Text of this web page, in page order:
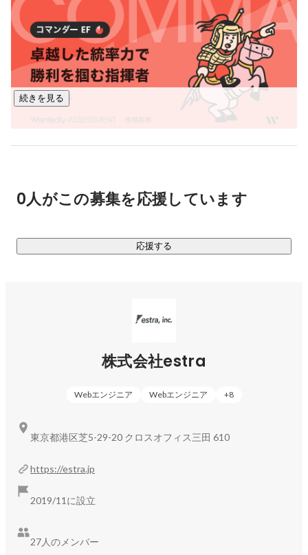
￣￣￣￣￣￣
・プログラミングスクール事業：COACHTECH
1,000時間の学習カリキュラムを提供し、実務で活躍できる人
材を育成するスクールです。
Webアプリケーション開発の案件を保証する選抜コミュニテ
ィを運営し、市場価値が高い人材の輩出に努めています。
・システム開発事業
Vue.js等、様々に対応しています。
Web開発案件にフリーランスエンジニアをご紹介するエージ
ェントサービスです。自社で育成した人材を中心にサービス
続きを見る
0人がこの募集を応援しています
応援する
株式会社estra
Webエンジニア Webエンジニア +8
https://estra.jp
2019/11に設立
27人のメンバー
東京都港区芝5-29-20 クロスオフィス三田 610